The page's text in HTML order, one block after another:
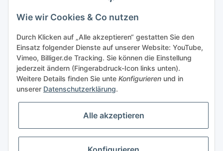
Partner
Vertrag widerrufen
Wie wir Cookies & Co nutzen
Durch Klicken auf „Alle akzeptieren“ gestatten Sie den
Einsatz folgender Dienste auf unserer Website: YouTube,
Vimeo, Billiger.de Tracking. Sie können die Einstellung
jederzeit ändern (Fingerabdruck-Icon links unten).
Weitere Details finden Sie unte Konfigurieren und in
unserer Datenschutzerklärung.
Alle akzeptieren